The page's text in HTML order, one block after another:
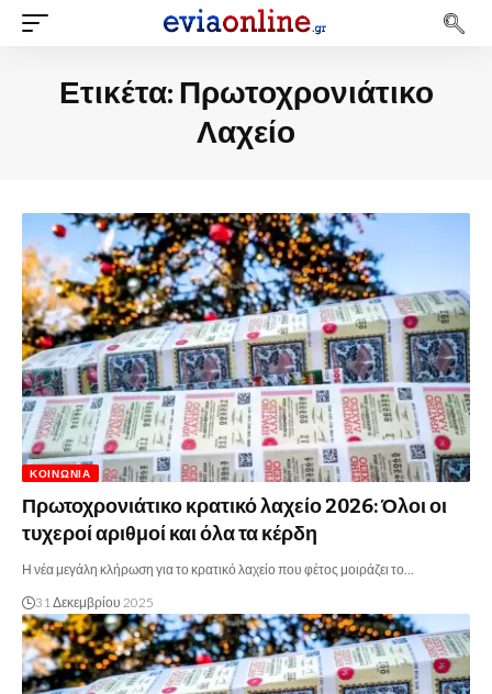
Ετικέτα: Πρωτοχρονιάτικο
Λαχείο
ΚΟΙΝΩΝΊΑ
Πρωτοχρονιάτικο κρατικό λαχείο 2026: Όλοι οι
τυχεροί αριθμοί και όλα τα κέρδη
Η νέα μεγάλη κλήρωση για το κρατικό λαχείο που φέτος μοιράζει το…
31 Δεκεμβρίου 2025